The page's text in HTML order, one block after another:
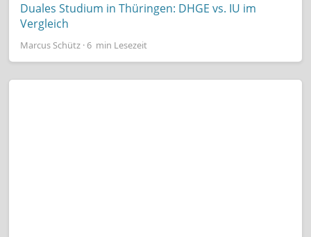
Duales Studium in Thüringen: DHGE vs. IU im
Vergleich
Marcus Schütz · 6 min Lesezeit